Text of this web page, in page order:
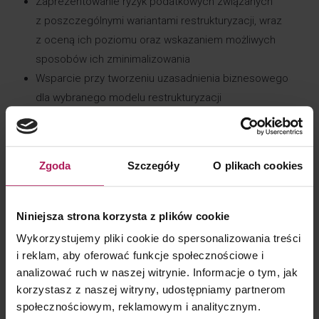
Zgoda Szczegóły O plikach cookies
Niniejsza strona korzysta z plików cookie
Wykorzystujemy pliki cookie do spersonalizowania treści
i reklam, aby oferować funkcje społecznościowe i
analizować ruch w naszej witrynie. Informacje o tym, jak
korzystasz z naszej witryny, udostępniamy partnerom
społecznościowym, reklamowym i analitycznym.
z poszczególnymi wariantami restrukturyzacji, wraz
z oceną ich poziomu oraz wskazaniem możliwych
sposobów ich zminimalizowania
Wsparcie przy tworzeniu uzasadnienia biznesowego
dla wybranego modelu restrukturyzacji
efektywnego sposobu finansowania w ramach
Wsparcie prawno-podatkowe w ramach implementacji
przygotowanie dokumentacji transakcyjnej)
Bieżące monitorowanie zagadnień podatkowych
związanych z restrukturyzacją
Wsparcie w zakresie dezinwestycji oraz likwidacji
struktur krajowych i międzynarodowych